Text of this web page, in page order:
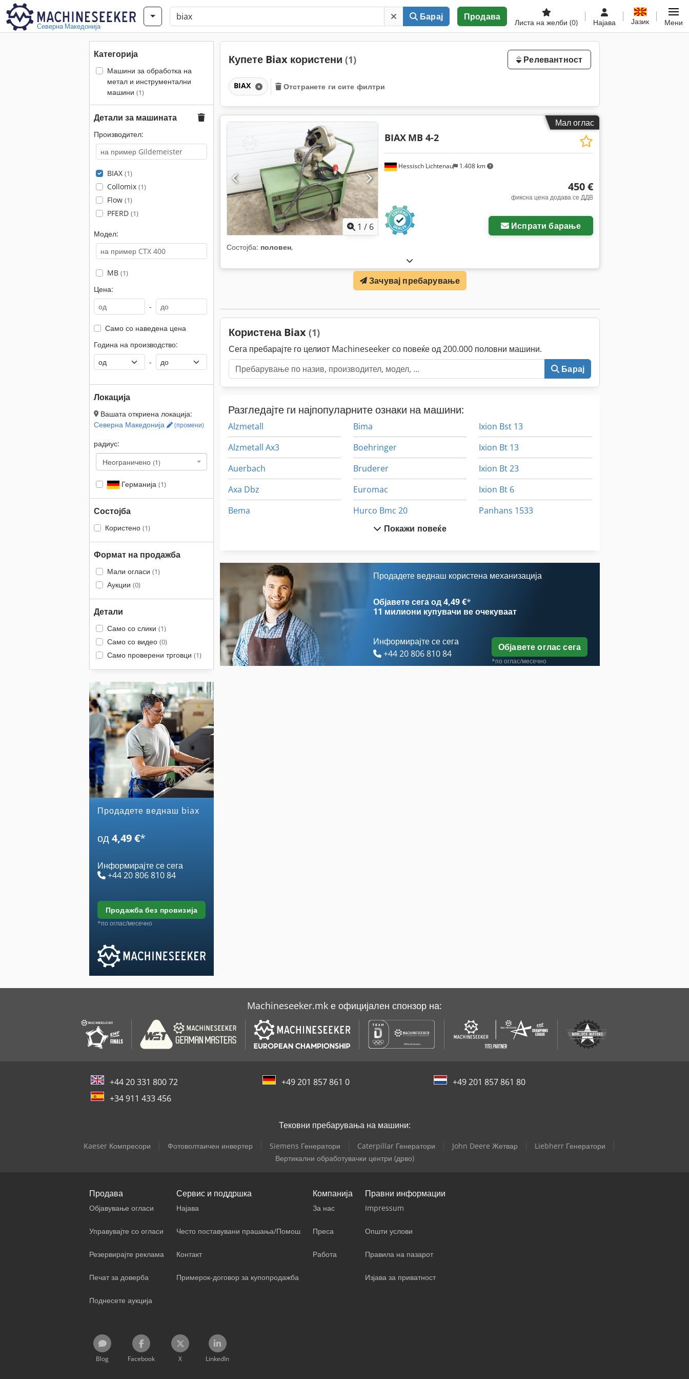
Северна Македонија
Барај Продава
Листа на желби (0) Најава Јазик Мени
Категорија
Машини за обработка на
метал и инструментални
машини (1)
Детали за машината
Производител:
BIAX (1)
Collomix (1)
Flow (1)
PFERD (1)
Модел:
MB (1)
Цена:
-
Само со наведена цена
Година на производство:
-
Локација
Вашата откриена локација:
Северна Македонија
(промени)
радиус:
Неограничено (1)
Германија (1)
Состојба
Користено (1)
Формат на продажба
Мали огласи (1)
Аукции (0)
Детали
Само со слики (1)
Само со видео (0)
Само проверени трговци (1)
Продадете веднаш biax
од4,49 €*
Информирајте се сега
+44 20 806 810 84
продажба без провизија
*по оглас/месечно
Купете Biax користени (1) Релевантност
BIAX Отстранете ги сите филтри
Мал оглас
1 / 6
Hessisch Lichtenau 1.408 km
BIAX MB 4-2
450 €
фиксна цена додава се ДДВ
Испрати барање
Состојба: половен,
Зачувај пребарување
Користена Biax (1)
Сега пребарајте го целиот Machineseeker со повеќе од 200.000 половни машини.
Барај
Разгледајте ги најпопуларните ознаки на машини:
Alzmetall
Alzmetall Ax3
Auerbach
Axa Dbz
Bema
Bihler Rm 35
Bihler Rm 40
Bima
Boehringer
Bruderer
Euromac
Hurco Bmc 20
Hurco Bmc 30 M
Ixion 30
Ixion Bst 13
Ixion Bt 13
Ixion Bt 23
Ixion Bt 6
Panhans 1533
Покажи повеќе
Продадете веднаш користена механизација
Објавете сега од 4,49 €*
11 милиони купувачи ве очекуваат
Информирајте се сега
+44 20 806 810 84
Објавете оглас сега
*по оглас/месечно
Machineseeker.mk е официјален спонзор на:
+44 20 331 800 72 +49 201 857 861 0
+49 201 857 861 80
+34 911 433 456
Тековни пребарувања на машини:
Kaeser Компресори Фотоволтаичен инвертер Siemens Генератори Caterpillar Генератори John Deere Жетвар
Liebherr Генератори
Вертикални обработувачки центри (дрво)
Продава
Објавување огласи
Управувајте со огласи
Резервирајте реклама
Печат за доверба
Поднесете аукција
Сервис и поддршка
Најава
Често поставувани прашања/Помош
Контакт
Примерок-договор за купопродажба
Компанија
За нас
Преса
Работа
Правни информации
Impressum
Општи услови
Правила на пазарот
Изјава за приватност
Blog Facebook X LinkedIn